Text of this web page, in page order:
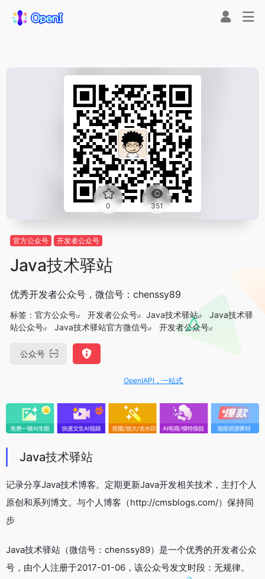
0 351
官方公众号 开发者公众号
Java技术驿站
优秀开发者公众号，微信号：chenssy89
标签： 官方公众号 开发者公众号 Java技术驿站
Java技术驿
站公众号
Java技术驿站官方微信号 开发者公众号
公众号
OpenIAPI，一站式大模型API聚合平台
Java技术驿站
记录分享Java技术博客。定期更新Java开发相关技术，主打个人
原创和系列博文。与个人博客（http://cmsblogs.com/）保持同
步
Java技术驿站（微信号：chenssy89）是一个优秀的开发者公众
号，由个人注册于2017-01-06，该公众号发文时段：无规律。